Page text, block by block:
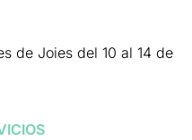
de Joies del 10 al 14 de